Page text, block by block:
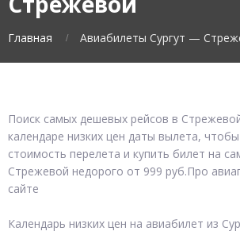
Главная Авиабилеты Сургут —
Поиск самых дешевых рейсов в
календаре низких цен даты вылета,
стоимость перелета и купить билет на
Стрежевой недорого от 999 руб.Про
сайте
Календарь низких цен на авиабилет из